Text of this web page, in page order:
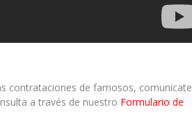
contrataciones de famosos, comunicate
a través de nuestro Formulario de